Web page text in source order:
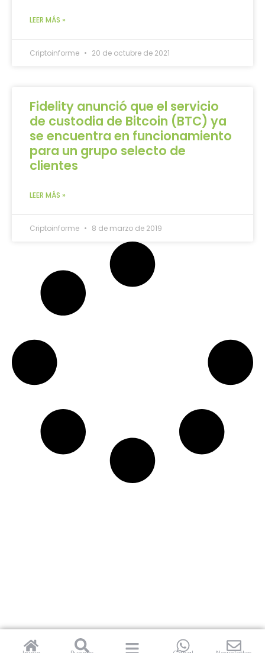
LEER MÁS »
Criptoinforme 20 de octubre de 2021
Fidelity anunció que el servicio
de custodia de Bitcoin (BTC) ya
se encuentra en funcionamiento
para un grupo selecto de
clientes
LEER MÁS »
Criptoinforme 8 de marzo de 2019